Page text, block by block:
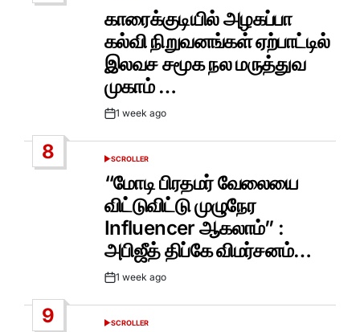
காரைக்குடியில் அழகப்பா
கல்வி நிறுவனங்கள் ஏற்பாட்டில்
இலவச சமூக நல மருத்துவ
முகாம் …
Post1 week ago
8
POSTED
IN
SCROLLER
“மோடி பிரதமர் வேலையை
விட்டுவிட்டு முழுநேர
Influencer ஆகலாம்” :
அபிஜீத் திப்கே விமர்சனம்…
Post1 week ago
9
POSTED
SCROLLER